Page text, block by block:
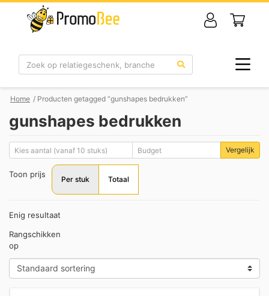
Zoek
Home / Producten getagged “gunshapes bedrukken”
gunshapes bedrukken
Vergelijk
Toon prijs
Per stuk Totaal
Enig resultaat
Rangschikken
op